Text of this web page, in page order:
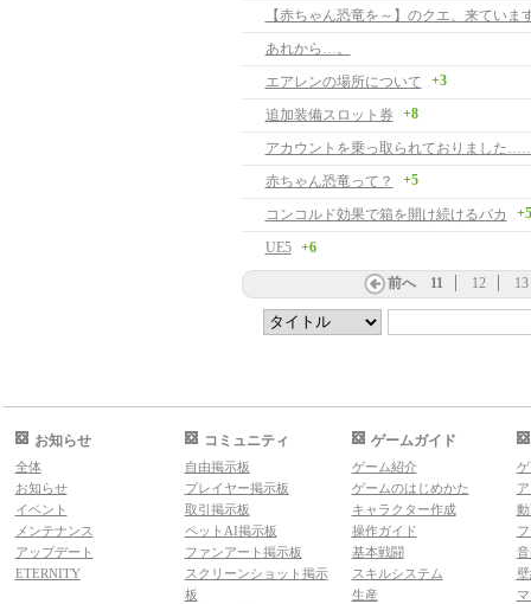
【赤ちゃん恐竜を～】のクエ、来ていま
あれから…。
エアレンの場所について
+3
追加装備スロット券 +8
アカウントを乗っ取られておりました
赤ちゃん恐竜って？
+5
コンコルド効果で箱を開け続けるバカ +5
UE5 +6
前へ 11 12 13
お知らせ
全体
お知らせ
イベント
メンテナンス
アップデート
ETERNITY
コミュニティ
自由掲示板
プレイヤー掲示板
取引掲示板
ペットAI掲示板
ファンアート掲示板
スクリーンショット掲示
板
ゲームガイド
ゲーム紹介
ゲームのはじめかた
キャラクター作成
操作ガイド
基本戦闘
スキルシステム
生産